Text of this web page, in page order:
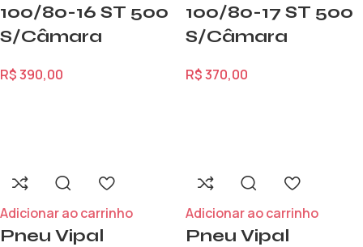
100/80-16 ST 500
S/Câmara
R$390,00
100/80-17 ST 500
S/Câmara
R$370,00
Adicionar ao carrinho
Pneu Vipal
Adicionar ao carrinho
Pneu Vipal